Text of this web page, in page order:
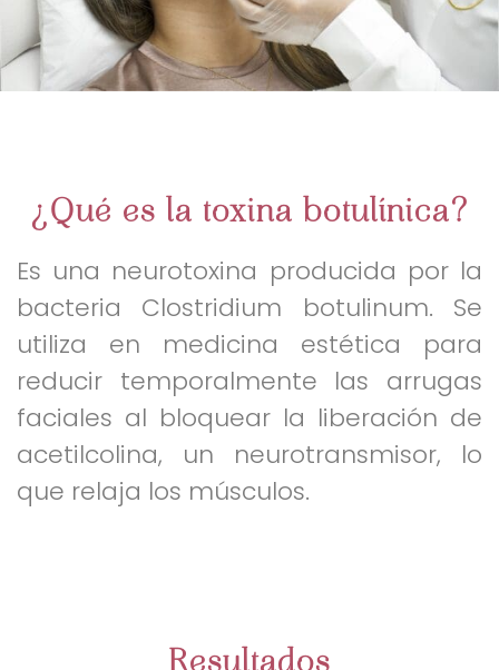
¿Qué es la toxina botulínica?
Es una neurotoxina producida por la
bacteria Clostridium botulinum. Se
utiliza en medicina estética para
reducir temporalmente las arrugas
faciales al bloquear la liberación de
acetilcolina, un neurotransmisor, lo
que relaja los músculos.